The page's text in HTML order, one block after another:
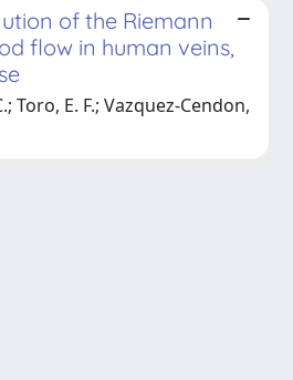
of the Riemann
flow in human veins,
Toro, E. F.; Vazquez-Cendon,